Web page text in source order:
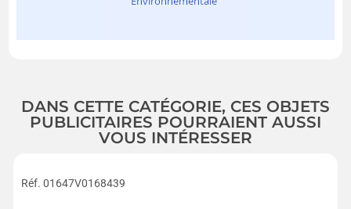
DANS CETTE CATÉGORIE, CES OBJETS
PUBLICITAIRES POURRAIENT AUSSI
VOUS INTÉRESSER
Réf. 01647V0168439